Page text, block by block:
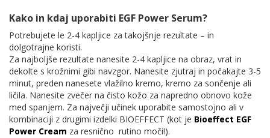
Kako in kdaj uporabiti EGF Power Serum?
Potrebujete le 2-4 kapljice za takojšnje rezultate – in
dolgotrajne koristi.
Za najboljše rezultate nanesite 2-4 kapljice na obraz, vrat in
dekolte s krožnimi gibi navzgor. Nanesite zjutraj in počakajte 3-5
minut, preden nanesete vlažilno kremo, kremo za sončenje ali
ličila. Nanesite zvečer na čisto kožo za napredno obnovo kože
med spanjem. Za največji učinek uporabite samostojno ali v
kombinaciji z drugimi izdelki BIOEFFECT (kot je Bioeffect EGF
Power Cream za resnično rutino moči!).